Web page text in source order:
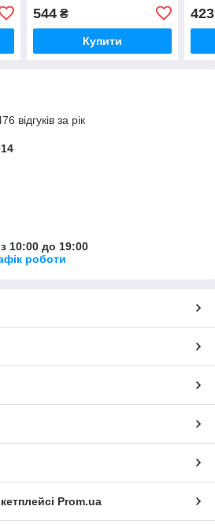
544₴
Купити
423
відгуків за рік
10:00 до 19:00
роботи
Prom.ua